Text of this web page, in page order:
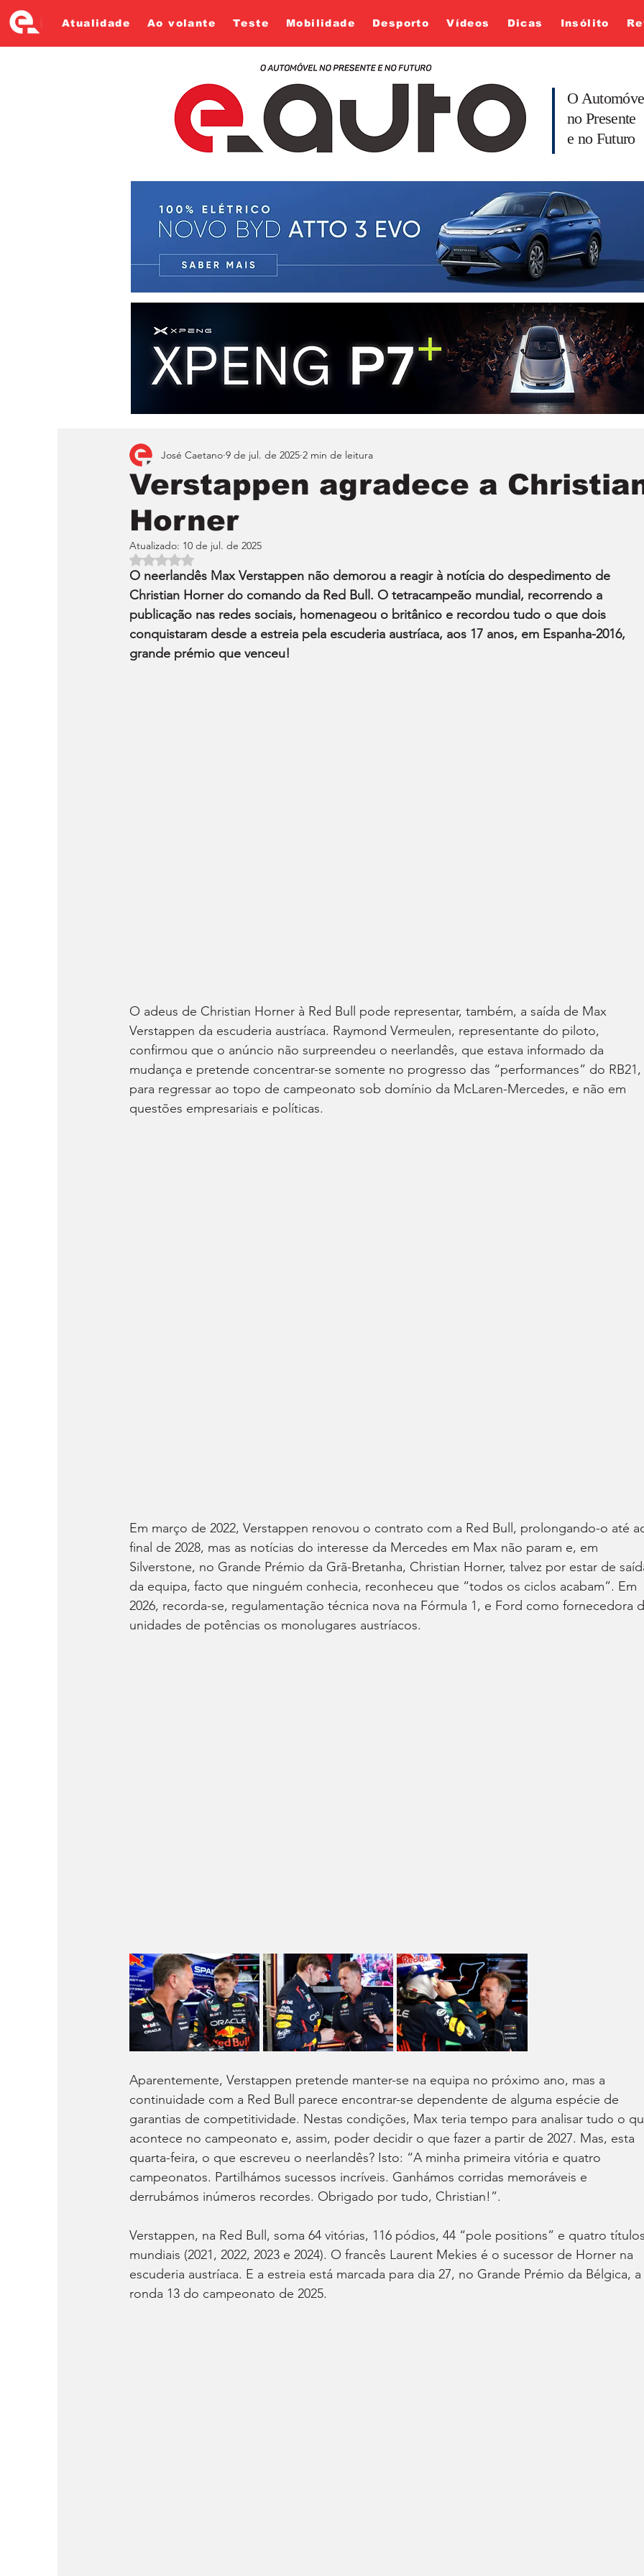
Atualidade Ao volante Teste Mobilidade Desporto Vídeos Dicas Insólito
O
no Presente
e no Futuro
Verstappen agradece a
Horner
José Caetano 9 de jul. de 2025 2 min de leitura
Atualizado: 10 de jul. de 2025
Avaliado com NaN de 5 estrelas.
O neerlandês Max Verstappen não demorou a reagir à notícia do despedimento de
Christian Horner do comando da Red Bull. O tetracampeão mundial, recorrendo a
publicação nas redes sociais, homenageou o britânico e recordou tudo o que dois
conquistaram desde a estreia pela escuderia austríaca, aos 17 anos, em Espanha-2016,
grande prémio que venceu!
O adeus de Christian Horner à Red Bull pode representar, também, a saída de Max
Verstappen da escuderia austríaca. Raymond Vermeulen, representante do piloto,
confirmou que o anúncio não surpreendeu o neerlandês, que estava informado da
mudança e pretende concentrar-se somente no progresso das “performances” do RB21,
para regressar ao topo de campeonato sob domínio da McLaren-Mercedes, e não em
questões empresariais e políticas.
Em março de 2022, Verstappen renovou o contrato com a Red Bull, prolongando-o até
final de 2028, mas as notícias do interesse da Mercedes em Max não param e, em
Silverstone, no Grande Prémio da Grã-Bretanha, Christian Horner, talvez por estar de
da equipa, facto que ninguém conhecia, reconheceu que “todos os ciclos acabam”. Em
2026, recorda-se, regulamentação técnica nova na Fórmula 1, e Ford como fornecedora
unidades de potências os monolugares austríacos.
Aparentemente, Verstappen pretende manter-se na equipa no próximo ano, mas a
continuidade com a Red Bull parece encontrar-se dependente de alguma espécie de
garantias de competitividade. Nestas condições, Max teria tempo para analisar tudo o
acontece no campeonato e, assim, poder decidir o que fazer a partir de 2027. Mas, esta
quarta-feira, o que escreveu o neerlandês? Isto: “A minha primeira vitória e quatro
campeonatos. Partilhámos sucessos incríveis. Ganhámos corridas memoráveis e
derrubámos inúmeros recordes. Obrigado por tudo, Christian!”.
Verstappen, na Red Bull, soma 64 vitórias, 116 pódios, 44 “pole positions” e quatro
mundiais (2021, 2022, 2023 e 2024). O francês Laurent Mekies é o sucessor de Horner na
escuderia austríaca. E a estreia está marcada para dia 27, no Grande Prémio da Bélgica, a
ronda 13 do campeonato de 2025.